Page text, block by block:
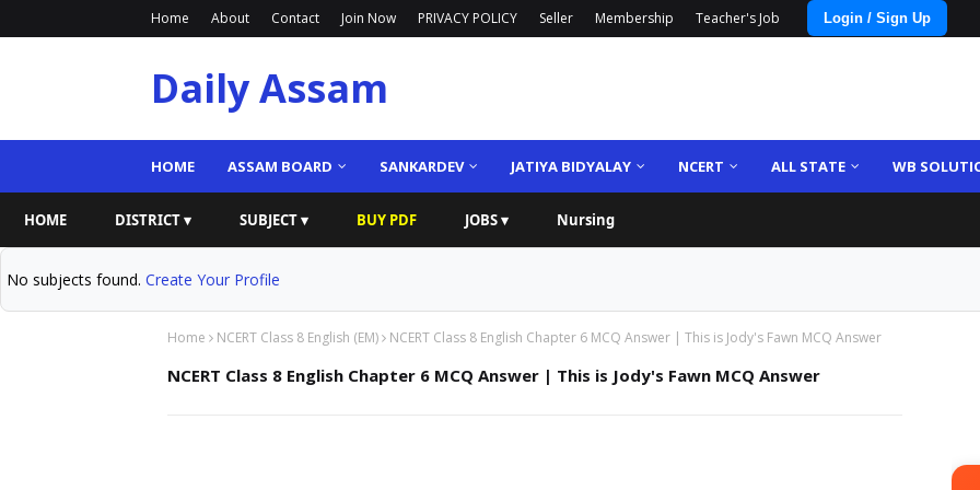
Home About Contact Join Now PRIVACY POLICY Seller Membership Teacher's Job Login / Sign Up
Daily Assam
HOME ASSAM BOARD SANKARDEV JATIYA BIDYALAY NCERT ALL STATE WB
HOME DISTRICT ▾ SUBJECT ▾ BUY PDF JOBS ▾ Nursing
No subjects found. Create Your Profile
Home NCERT Class 8 English (EM) NCERT Class 8 English Chapter 6 MCQ Answer | This is Jody's Fawn MCQ Answer
NCERT Class 8 English Chapter 6 MCQ Answer | This is Jody's Fawn MCQ Answer